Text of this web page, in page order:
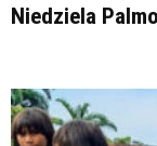
Niedziela